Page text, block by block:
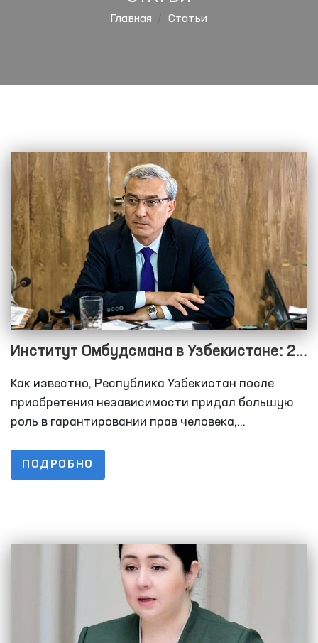
Главная Статьи
Институт Омбудсмана в Узбекистане: 29
лет парламентского контроля по
обеспечению прав и свобод человека
Как известно, Республика Узбекистан после
приобретения независимости придал большую
роль в гарантировании прав человека,
февраля 1995 года института Уполномоченного
Олий Мажлиса Республики Узбекистан по правам
ПОДРОБНО